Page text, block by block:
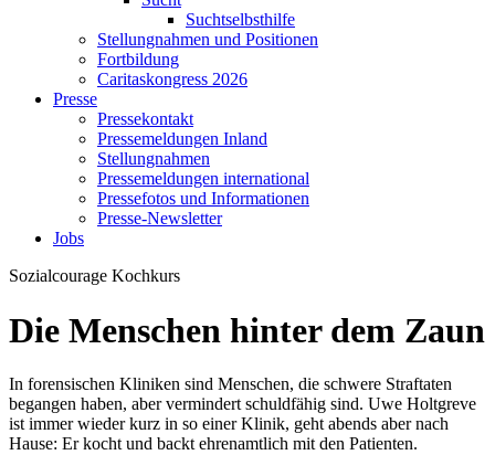
Suchtselbsthilfe
Stellungnahmen und Positionen
Fortbildung
Caritaskongress 2026
Presse
Pressekontakt
Pressemeldungen Inland
Stellungnahmen
Pressemeldungen international
Pressefotos und Informationen
Presse-Newsletter
Jobs
Sozialcourage Kochkurs
Die Menschen hinter dem Zaun
In forensischen Kliniken sind Menschen, die schwere Straftaten
begangen haben, aber vermindert schuldfähig sind. Uwe Holtgreve
ist immer wieder kurz in so einer Klinik, geht abends aber nach
Hause: Er kocht und backt ehrenamtlich mit den Patienten.